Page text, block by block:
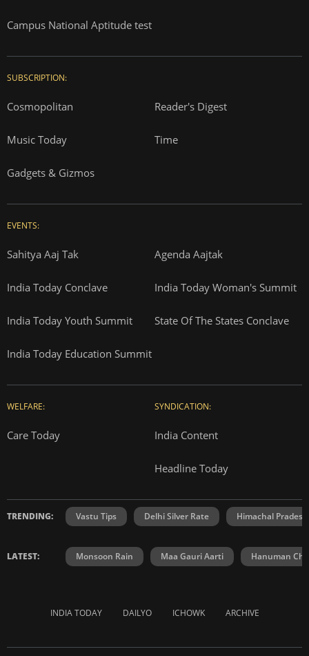
Campus National Aptitude test
SUBSCRIPTION:
Cosmopolitan Reader's Digest
Music Today Time
Gadgets & Gizmos
EVENTS:
Sahitya Aaj Tak Agenda Aajtak
India Today Conclave India Today Woman's Summit
India Today Youth Summit State Of The States Conclave
India Today Education Summit
WELFARE:
Care Today
SYNDICATION:
India Content
Headline Today
TRENDING: Vastu Tips Delhi Silver Rate Himachal
LATEST: Monsoon Rain Maa Gauri Aarti Hanuman
INDIA TODAY DAILYO ICHOWK ARCHIVE